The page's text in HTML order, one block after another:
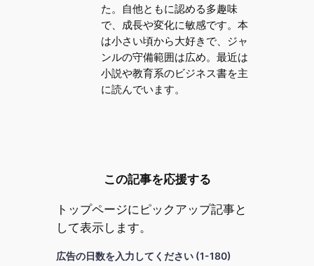
た。自他ともに認める多趣味
で、成長や変化に敏感です。本
は小さい頃から大好きで、ジャ
ンルの守備範囲は広め。最近は
小説や教育系のビジネス書を主
に読んでいます。
この記事を応援する
トップページにピックアップ記事と
して表示します。
広告の日数を入力してください (1-180)